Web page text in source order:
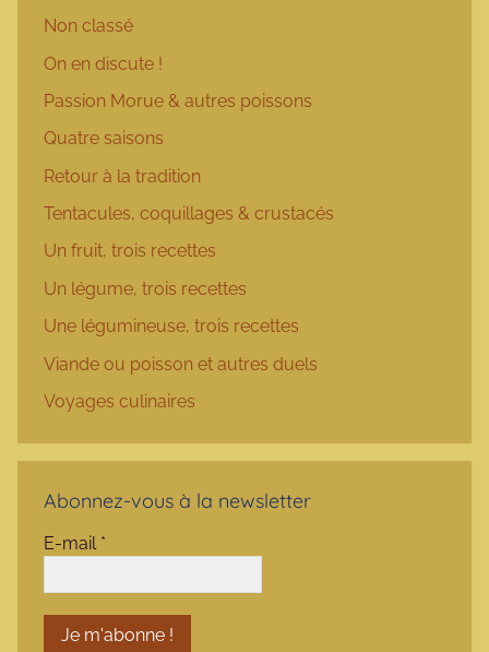
Non classé
On en discute !
Passion Morue & autres poissons
Quatre saisons
Retour à la tradition
Tentacules, coquillages & crustacés
Un fruit, trois recettes
Un légume, trois recettes
Une légumineuse, trois recettes
Viande ou poisson et autres duels
Voyages culinaires
Abonnez-vous à la newsletter
E-mail *